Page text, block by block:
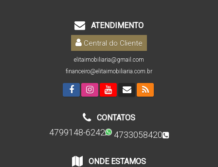
ATENDIMENTO
Central do Cliente
elitaimobiliaria@gmail.com
financeiro@elitaimobiliaria.com.br
CONTATOS
4799148-6242 4733058420
ONDE ESTAMOS